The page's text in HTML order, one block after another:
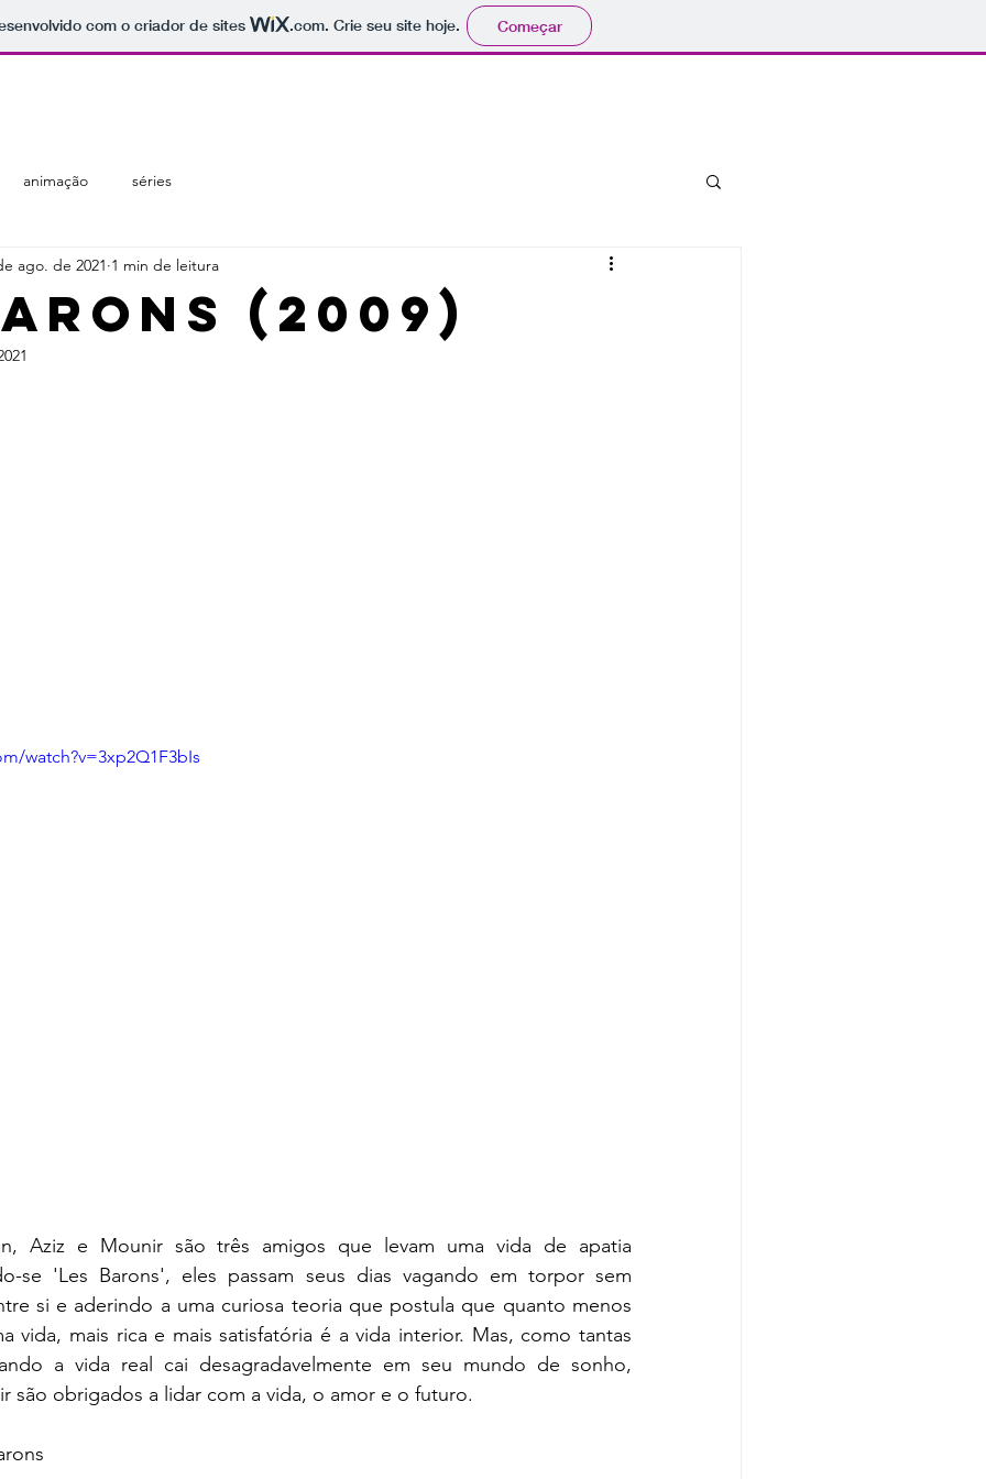
com o criador de sites .com. Crie seu site hoje. Começar
animação séries
(2009)
ago. de 2021 1 min de leitura
watch?v=3xp2Q1F3bIs
Aziz e Mounir são três amigos que levam uma vida de apatia
se 'Les Barons', eles passam seus dias vagando em torpor sem
si e aderindo a uma curiosa teoria que postula que quanto menos
vida, mais rica e mais satisfatória é a vida interior. Mas, como tantas
a vida real cai desagradavelmente em seu mundo de sonho,
são obrigados a lidar com a vida, o amor e o futuro.